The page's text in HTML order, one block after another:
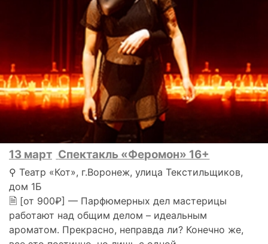
13 март Спектакль «Феромон» 16+
⚲ Театр «Кот», г.Воронеж, улица Текстильщиков,
дом 1Б
🗎 [от 900₽] — Парфюмерных дел мастерицы
работают над общим делом – идеальным
ароматом. Прекрасно, неправда ли? Конечно же,